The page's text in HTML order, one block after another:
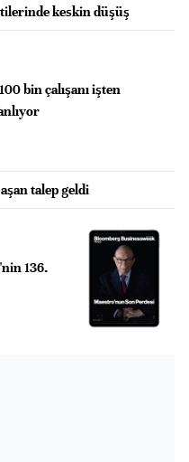
keskin düşüş
bin çalışanı işten
talep geldi
136.